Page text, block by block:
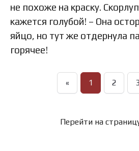
не похоже на краску.
кажется голубой! – Она
яйцо, но тут же отдернула
горячее!
« 1 2
Перейти на